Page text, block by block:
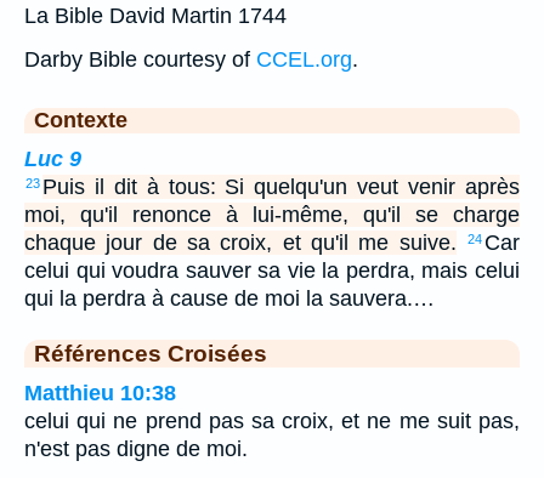
La Bible David Martin 1744
Darby Bible courtesy of CCEL.org.
Contexte
Luc 9
23 Puis il dit à tous: Si quelqu'un veut venir après
moi, qu'il renonce à lui-même, qu'il se charge
chaque jour de sa croix, et qu'il me suive.
24 Car
celui qui voudra sauver sa vie la perdra, mais celui
qui la perdra à cause de moi la sauvera.…
Références Croisées
Matthieu 10:38
celui qui ne prend pas sa croix, et ne me suit pas,
n'est pas digne de moi.